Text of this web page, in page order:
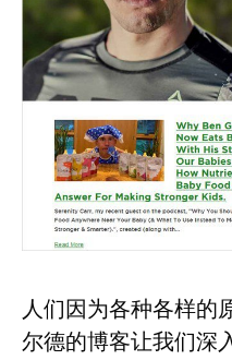
人们因为各种各样的
尔德的博客让我们深